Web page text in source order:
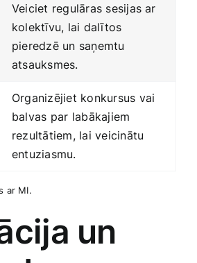
Veiciet regulāras sesijas ar
kolektīvu, lai dalītos
pieredzē un ‌saņemtu
atsauksmes.
Organizējiet konkursus vai
balvas par ⁣labākajiem
rezultātiem, lai veicinātu
entuziasmu.
ar MI.
un